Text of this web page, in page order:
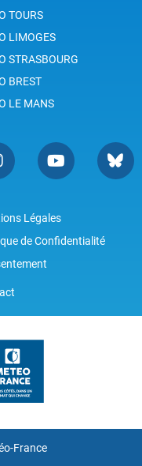
TOURS
LIMOGES
STRASBOURG
BREST
LE MANS
Légales
de Confidentialité
France